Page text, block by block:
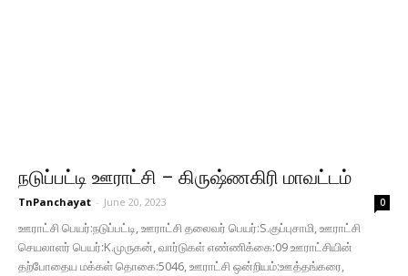
நடுப்பட்டி ஊராட்சி – கிருஷ்ணகிரி மாவட்டம்
TnPanchayat - June 20, 2023 0
ஊராட்சி பெயர்:நடுப்பட்டி, ஊராட்சி தலைவர் பெயர்:S.குப்புசாமி, ஊராட்சி
செயலாளர் பெயர்:K.முருகன், வார்டுகள் எண்ணிக்கை:09 ஊராட்சியின்
தற்போதைய மக்கள் தொகை:5046, ஊராட்சி ஒன்றியம்:ஊத்தங்கரை,